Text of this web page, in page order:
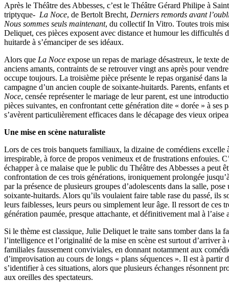
Après le Théâtre des Abbesses, c’est le Théâtre Gérard Philipe à
triptyque- La Noce, de Bertolt Brecht, Derniers remords avant
Nous sommes seuls maintenant, du collectif In Vitro. Toutes trois
Deliquet, ces pièces exposent avec distance et humour les difficultés
huitarde à s’émanciper de ses idéaux.
Alors que La Noce expose un repas de mariage désastreux, le texte
anciens amants, contraints de se retrouver vingt ans après pour
occupe toujours. La troisième pièce présente le repas organisé dans
campagne d’un ancien couple de soixante-huitards. Parents, enfants
Noce, censée représenter le mariage de leur parent, est une
pièces suivantes, en confrontant cette génération dite « dorée » à ses
s’avèrent particulièrement efficaces dans le décapage des vieux
Une mise en scène naturaliste
Lors de ces trois banquets familiaux, la dizaine de comédiens excelle
irrespirable, à force de propos venimeux et de frustrations enfouies.
échapper à ce malaise que le public du Théâtre des Abbesses a peut
confrontation de ces trois générations, ironiquement prolongée
par la présence de plusieurs groupes d’adolescents dans la salle,
soixante-huitards. Alors qu’ils voulaient faire table rase du passé, ils
leurs faiblesses, leurs peurs ou simplement leur âge. Il ressort de ces
génération paumée, presque attachante, et définitivement mal à l’aise
Si le thème est classique, Julie Deliquet le traite sans tomber dans la
l’intelligence et l’originalité de la mise en scène est surtout d’arriver à
familiales faussement conviviales, en donnant notamment aux
d’improvisation au cours de longs « plans séquences ». Il est à partir
s’identifier à ces situations, alors que plusieurs échanges résonnent
aux oreilles des spectateurs.